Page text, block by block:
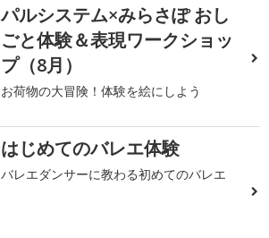
パルシステム×みらさぽ おし
ごと体験＆表現ワークショッ
プ（8月）
お荷物の大冒険！体験を絵にしよう
はじめてのバレエ体験
バレエダンサーに教わる初めてのバレエ